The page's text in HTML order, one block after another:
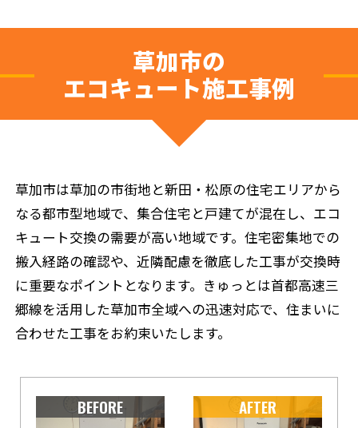
草加市の
エコキュート施工事例
草加市は草加の市街地と新田・松原の住宅エリアから
なる都市型地域で、集合住宅と戸建てが混在し、エコ
キュート交換の需要が高い地域です。住宅密集地での
搬入経路の確認や、近隣配慮を徹底した工事が交換時
に重要なポイントとなります。きゅっとは首都高速三
郷線を活用した草加市全域への迅速対応で、住まいに
合わせた工事をお約束いたします。
BEFORE AFTER